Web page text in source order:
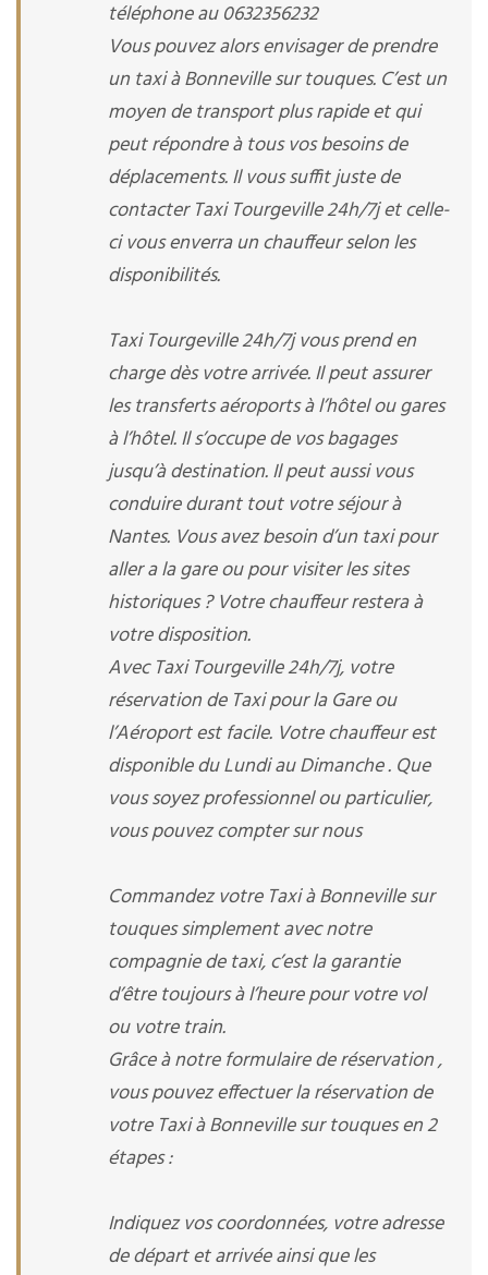
téléphone au 0632356232
Vous pouvez alors envisager de prendre
un taxi à Bonneville sur touques. C’est un
moyen de transport plus rapide et qui
peut répondre à tous vos besoins de
déplacements. Il vous suffit juste de
contacter Taxi Tourgeville 24h/7j et celle-
ci vous enverra un chauffeur selon les
disponibilités.
Taxi Tourgeville 24h/7j vous prend en
charge dès votre arrivée. Il peut assurer
les transferts aéroports à l’hôtel ou gares
à l’hôtel. Il s’occupe de vos bagages
jusqu’à destination. Il peut aussi vous
conduire durant tout votre séjour à
Nantes. Vous avez besoin d’un taxi pour
aller a la gare ou pour visiter les sites
historiques ? Votre chauffeur restera à
votre disposition.
Avec Taxi Tourgeville 24h/7j, votre
réservation de Taxi pour la Gare ou
l’Aéroport est facile. Votre chauffeur est
disponible du Lundi au Dimanche . Que
vous soyez professionnel ou particulier,
vous pouvez compter sur nous
Commandez votre Taxi à Bonneville sur
touques simplement avec notre
compagnie de taxi, c’est la garantie
d’être toujours à l’heure pour votre vol
ou votre train.
Grâce à notre formulaire de réservation ,
vous pouvez effectuer la réservation de
votre Taxi à Bonneville sur touques en 2
étapes :
Indiquez vos coordonnées, votre adresse
de départ et arrivée ainsi que les